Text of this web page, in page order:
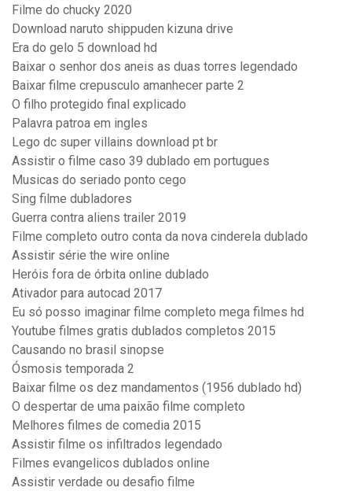
Filme do chucky 2020
Download naruto shippuden kizuna drive
Era do gelo 5 download hd
Baixar o senhor dos aneis as duas torres legendado
Baixar filme crepusculo amanhecer parte 2
O filho protegido final explicado
Palavra patroa em ingles
Lego dc super villains download pt br
Assistir o filme caso 39 dublado em portugues
Musicas do seriado ponto cego
Sing filme dubladores
Guerra contra aliens trailer 2019
Filme completo outro conta da nova cinderela dublado
Assistir série the wire online
Heróis fora de órbita online dublado
Ativador para autocad 2017
Eu só posso imaginar filme completo mega filmes hd
Youtube filmes gratis dublados completos 2015
Causando no brasil sinopse
Ósmosis temporada 2
Baixar filme os dez mandamentos (1956 dublado hd)
O despertar de uma paixão filme completo
Melhores filmes de comedia 2015
Assistir filme os infiltrados legendado
Filmes evangelicos dublados online
Assistir verdade ou desafio filme